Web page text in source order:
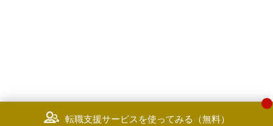
転職支援サービスを使ってみる（無料）